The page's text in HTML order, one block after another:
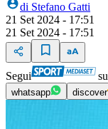
di Stefano Gatti
21 Set 2024 - 17:51
21 Set 2024 - 17:51
Segui su
whatsapp discover